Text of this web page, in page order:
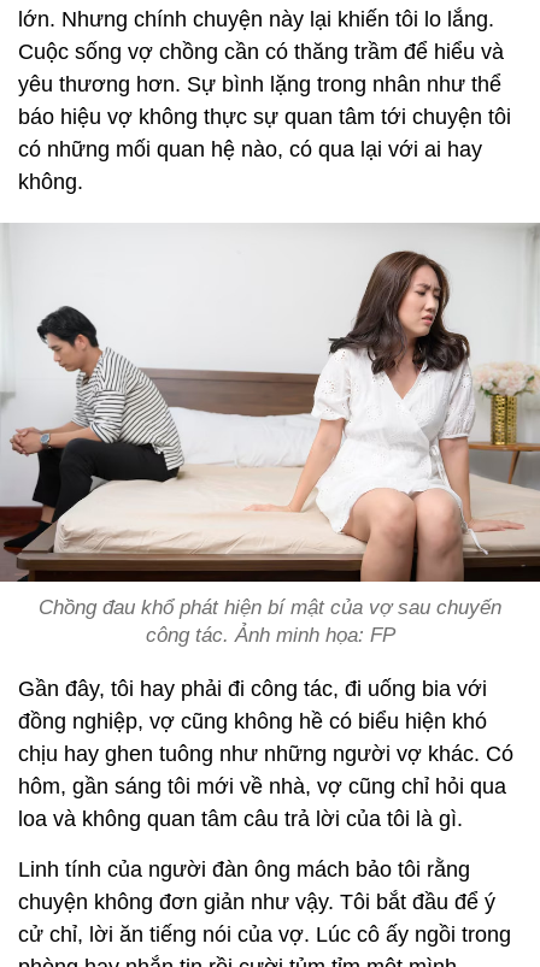
lớn. Nhưng chính chuyện này lại khiến tôi lo lắng.
Cuộc sống vợ chồng cần có thăng trầm để hiểu và
yêu thương hơn. Sự bình lặng trong nhân như thể
báo hiệu vợ không thực sự quan tâm tới chuyện tôi
có những mối quan hệ nào, có qua lại với ai hay
không.
Chồng đau khổ phát hiện bí mật của vợ sau chuyến
công tác. Ảnh minh họa: FP
Gần đây, tôi hay phải đi công tác, đi uống bia với
đồng nghiệp, vợ cũng không hề có biểu hiện khó
chịu hay ghen tuông như những người vợ khác. Có
hôm, gần sáng tôi mới về nhà, vợ cũng chỉ hỏi qua
loa và không quan tâm câu trả lời của tôi là gì.
Linh tính của người đàn ông mách bảo tôi rằng
chuyện không đơn giản như vậy. Tôi bắt đầu để ý
cử chỉ, lời ăn tiếng nói của vợ. Lúc cô ấy ngồi trong